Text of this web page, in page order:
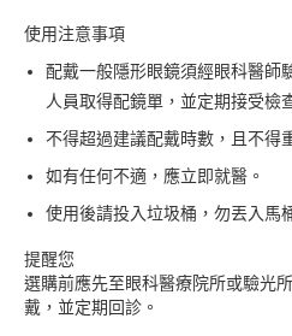
使用注意事項
配戴一般隱形眼鏡須經眼科醫師
人員取得配鏡單，並定期接受檢
不得超過建議配戴時數，且不得
如有任何不適，應立即就醫。
使用後請投入垃圾桶，勿丟入馬
提醒您
選購前應先至眼科醫療院所或驗光
戴，並定期回診。